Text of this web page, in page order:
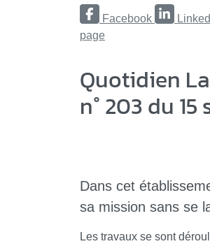
Facebook
page
Quotidien
n° 203 du
Dans cet
sa mission sans se
Les travaux se sont